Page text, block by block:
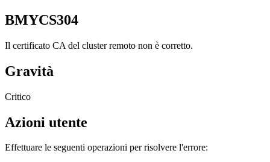
BMYCS304
Il certificato CA del cluster remoto non è corretto.
Gravità
Critico
Azioni utente
Effettuare le seguenti operazioni per risolvere l'errore: